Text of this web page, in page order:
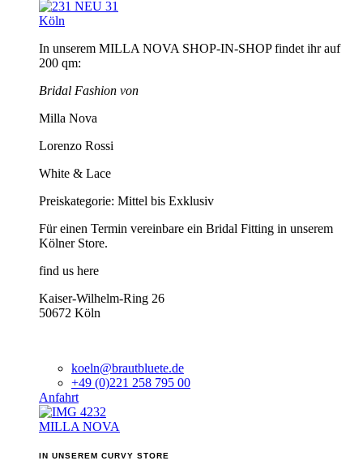
Köln
In unserem MILLA NOVA SHOP-IN-SHOP findet ihr auf
200 qm:
Bridal Fashion von
Milla Nova
Lorenzo Rossi
White & Lace
Preiskategorie: Mittel bis Exklusiv
Für einen Termin vereinbare ein Bridal Fitting in unserem
Kölner Store.
find us here
Kaiser-Wilhelm-Ring 26
50672 Köln
koeln@brautbluete.de
+49 (0)221 258 795 00
Anfahrt
MILLA NOVA
IN UNSEREM CURVY STORE